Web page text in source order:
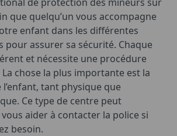
que quelqu’un vous accompagne
enfant dans les différentes
pour assurer sa sécurité. Chaque
et nécessite une procédure
chose la plus importante est la
tant physique que
Ce type de centre peut
aider à contacter la police si
besoin.